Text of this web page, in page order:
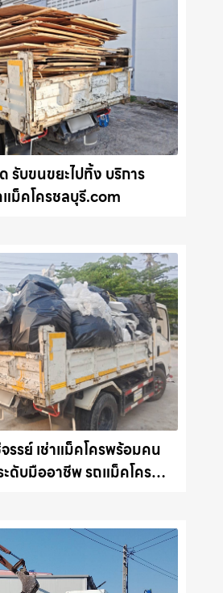
รับขนขยะไปทิ้ง บริการ
ม็คโครชลบุรี.com
รรย์ เช่าแม็คโครพร้อมคน
ะดับมืออาชีพ รถแม็คโคร